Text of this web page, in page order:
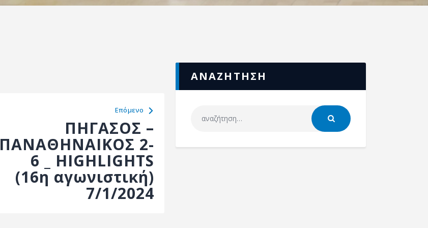
Eπόμενο
ΠΗΓΑΣΟΣ –
ΠΑΝΑΘΗΝΑΙΚΟΣ 2-
6 _ HIGHLIGHTS
(16η αγωνιστική)
7/1/2024
ΑΝΑΖΗΤΗΣΗ